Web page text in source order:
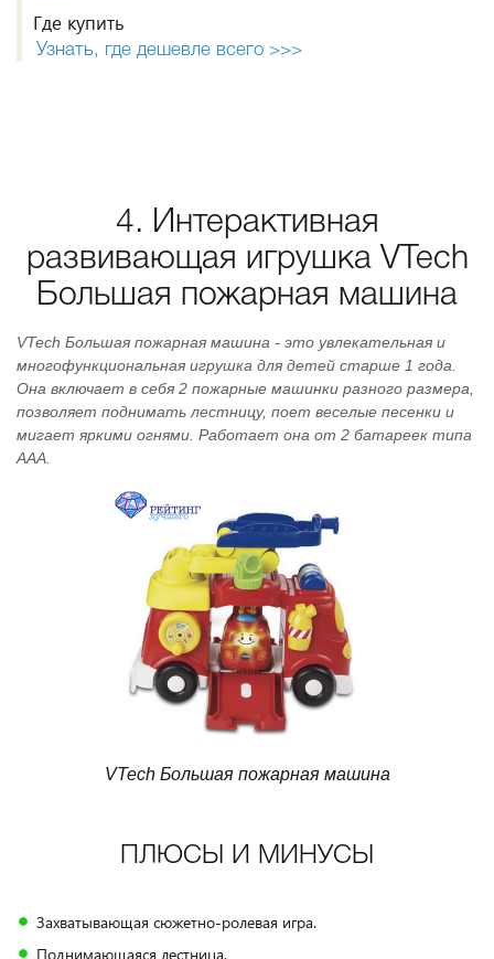
Где купить
Узнать, где дешевле всего >>>
4. Интерактивная
развивающая игрушка VTech
Большая пожарная машина
VTech Большая пожарная машина - это увлекательная и
многофункциональная игрушка для детей старше 1 года.
Она включает в себя 2 пожарные машинки разного размера,
позволяет поднимать лестницу, поет веселые песенки и
мигает яркими огнями. Работает она от 2 батареек типа
ААА.
VTech Большая пожарная машина
ПЛЮСЫ И МИНУСЫ
Захватывающая сюжетно-ролевая игра.
Поднимающаяся лестница.